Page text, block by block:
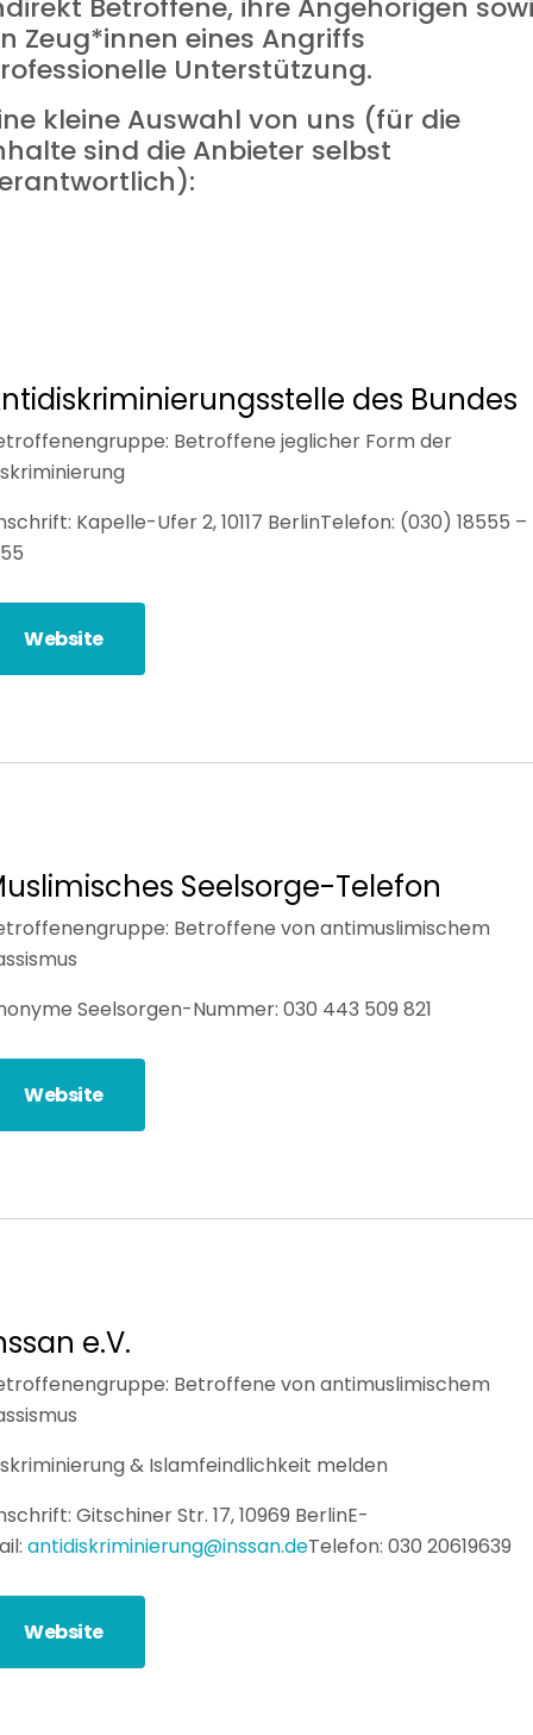
Betroffene, ihre Angehörigen
Zeug*innen eines Angriffs
Unterstützung.
kleine Auswahl von uns (für die
sind die Anbieter selbst
des Bundes
Betroffene jeglicher Form der
Kapelle-Ufer 2, 10117 BerlinTelefon: (030) 18555 –
Website
Seelsorge-Telefon
Betroffene von antimuslimischem
Seelsorgen-Nummer: 030 443 509 821
Website
e.V.
Betroffene von antimuslimischem
& Islamfeindlichkeit melden
Gitschiner Str. 17, 10969 BerlinE-
antidiskriminierung@inssan.deTelefon: 030 20619639
Website